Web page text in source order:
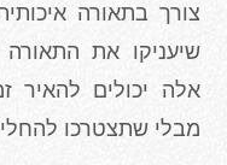
צורך בתאורה
שיעניקו את
אלה יכולים להאיר
מבלי שתצטרכו